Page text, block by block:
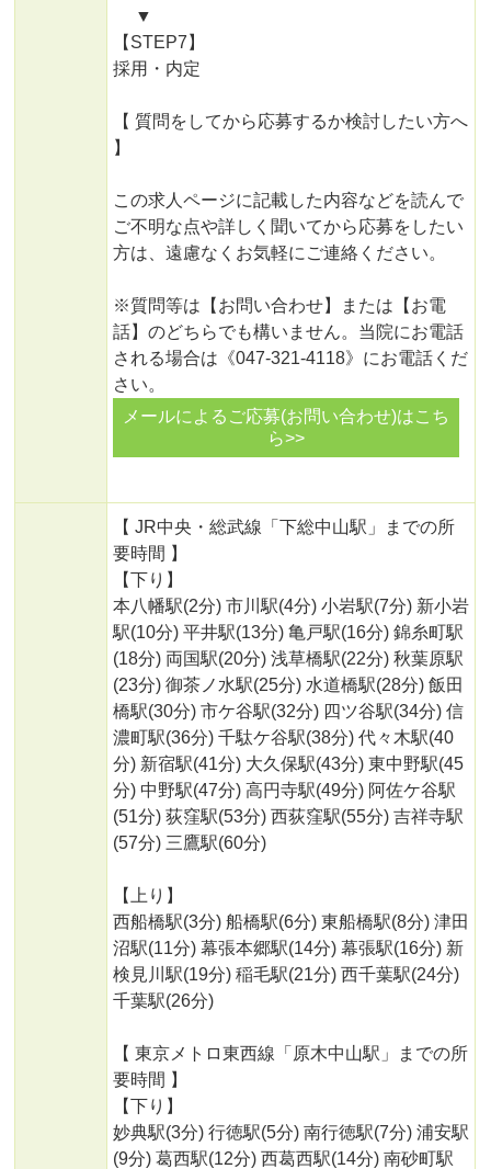
▼
【STEP7】
採用・内定
【 質問をしてから応募するか検討したい方へ
】
この求人ページに記載した内容などを読んで
ご不明な点や詳しく聞いてから応募をしたい
方は、遠慮なくお気軽にご連絡ください。
※質問等は【お問い合わせ】または【お電
話】のどちらでも構いません。当院にお電話
される場合は《047-321-4118》にお電話くだ
さい。
メールによるご応募(お問い合わせ)はこち
ら>>
【 JR中央・総武線「下総中山駅」までの所
要時間 】
【下り】
本八幡駅(2分) 市川駅(4分) 小岩駅(7分) 新小岩
駅(10分) 平井駅(13分) 亀戸駅(16分) 錦糸町駅
(18分) 両国駅(20分) 浅草橋駅(22分) 秋葉原駅
(23分) 御茶ノ水駅(25分) 水道橋駅(28分) 飯田
橋駅(30分) 市ケ谷駅(32分) 四ツ谷駅(34分) 信
濃町駅(36分) 千駄ケ谷駅(38分) 代々木駅(40
分) 新宿駅(41分) 大久保駅(43分) 東中野駅(45
分) 中野駅(47分) 高円寺駅(49分) 阿佐ケ谷駅
(51分) 荻窪駅(53分) 西荻窪駅(55分) 吉祥寺駅
(57分) 三鷹駅(60分)
【上り】
西船橋駅(3分) 船橋駅(6分) 東船橋駅(8分) 津田
沼駅(11分) 幕張本郷駅(14分) 幕張駅(16分) 新
検見川駅(19分) 稲毛駅(21分) 西千葉駅(24分)
千葉駅(26分)
【 東京メトロ東西線「原木中山駅」までの所
要時間 】
【下り】
妙典駅(3分) 行徳駅(5分) 南行徳駅(7分) 浦安駅
(9分) 葛西駅(12分) 西葛西駅(14分) 南砂町駅